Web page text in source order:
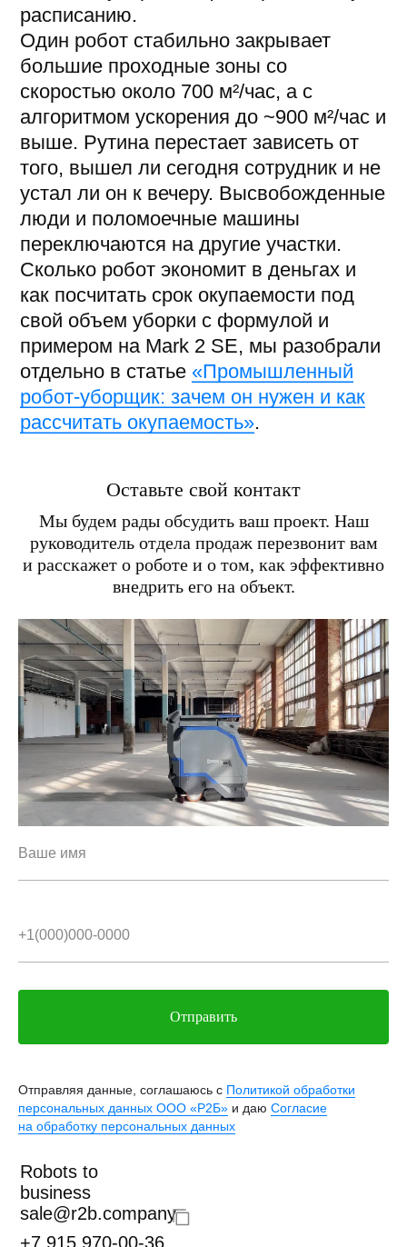
Оставьте свой контакт
Мы будем рады обсудить ваш проект. Наш
руководитель отдела продаж перезвонит вам
и расскажет о роботе и о том, как эффективно
внедрить его на объект.
Отправить
Отправляя данные, соглашаюсь с Политикой обработки
персональных данных ООО «Р2Б» и даю Согласие
на обработку персональных данных